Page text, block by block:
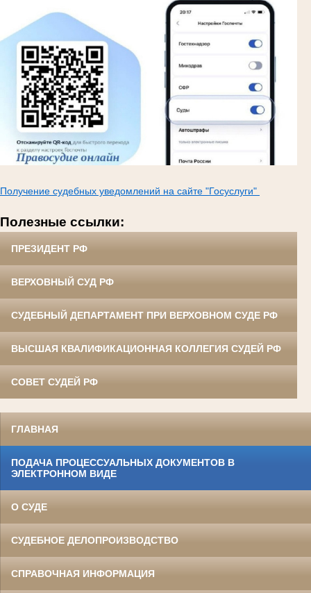
Получение судебных уведомлений на сайте "Госуслуги"
Полезные ссылки:
ПРЕЗИДЕНТ РФ
ВЕРХОВНЫЙ СУД РФ
СУДЕБНЫЙ ДЕПАРТАМЕНТ ПРИ ВЕРХОВНОМ СУДЕ РФ
ВЫСШАЯ КВАЛИФИКАЦИОННАЯ КОЛЛЕГИЯ СУДЕЙ РФ
СОВЕТ СУДЕЙ РФ
ГЛАВНАЯ
ПОДАЧА ПРОЦЕССУАЛЬНЫХ ДОКУМЕНТОВ В
ЭЛЕКТРОННОМ ВИДЕ
О СУДЕ
СУДЕБНОЕ ДЕЛОПРОИЗВОДСТВО
СПРАВОЧНАЯ ИНФОРМАЦИЯ